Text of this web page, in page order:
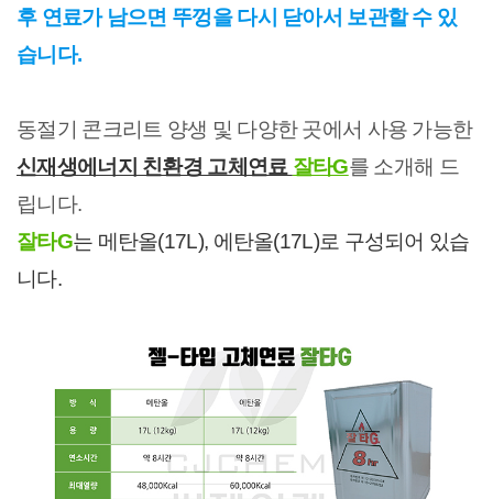
후 연료가 남으면 뚜껑을 다시 닫아서 보관할 수 있
습니다.
동절기 콘크리트 양생 및 다양한 곳에서 사용 가능한
신재생에너지 친환경 고체연료 잘타G를 소개해 드
립니다.
잘타G는 메탄올(17L), 에탄올(17L)로 구성되어 있습
니다.